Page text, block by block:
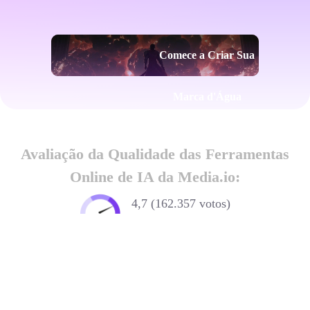
Comece a Criar Sua
Avaliação da Qualidade das Ferramentas
Online de IA da Media.io:
4,7 (162.357 votos)